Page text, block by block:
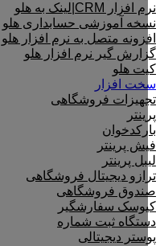
نرم افزار CRM|لینک به هلو
نسخه آموزشی حسابداری هلو
افزونه متصل به نرم افزار هلو
گزارش گیر نرم افزار هلو
کیت هلو
سخت افزار
تجهیزات فروشگاهی
پرینتر
بارکدخوان
فیش پرینتر
لیبل پرینتر
ترازو دیجیتال فروشگاهی
صندوق فروشگاهی
کیوسک سفارشگیر
دستگاه ثبت شماره
پوستر دیجیتالی